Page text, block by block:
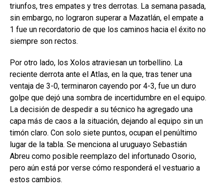
triunfos, tres empates y tres derrotas. La semana pasada,
sin embargo, no lograron superar a Mazatlán, el empate a
1 fue un recordatorio de que los caminos hacia el éxito no
siempre son rectos.
Por otro lado, los Xolos atraviesan un torbellino. La
reciente derrota ante el Atlas, en la que, tras tener una
ventaja de 3-0, terminaron cayendo por 4-3, fue un duro
golpe que dejó una sombra de incertidumbre en el equipo.
La decisión de despedir a su técnico ha agregado una
capa más de caos a la situación, dejando al equipo sin un
timón claro. Con solo siete puntos, ocupan el penúltimo
lugar de la tabla. Se menciona al uruguayo Sebastián
Abreu como posible reemplazo del infortunado Osorio,
pero aún está por verse cómo responderá el vestuario a
estos cambios.